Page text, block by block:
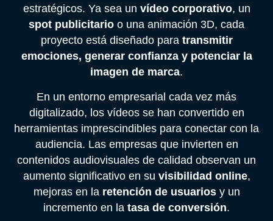
estratégicos. Ya sea un vídeo corporativo, un
spot publicitario o una animación 3D, cada
proyecto está diseñado para transmitir
emociones, generar confianza y potenciar la
imagen de marca.
En un entorno empresarial cada vez más
digitalizado, los vídeos se han convertido en
herramientas imprescindibles para conectar con la
audiencia. Las empresas que invierten en
contenidos audiovisuales de calidad observan un
aumento significativo en su visibilidad online,
mejoras en la retención de usuariosy un
incremento en la tasa de conversión.